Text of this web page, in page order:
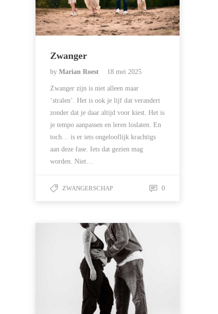
Zwanger
by Marian Roest 18 mei 2025
Zwanger zijn is niet alleen maar
‘stralen’. Het is ook je lijf dat verandert
zonder dat je daar altijd voor kiest. Het is
je tempo aanpassen en leren loslaten. En
toch… is er iets ongelooflijk krachtigs
aan deze fase. Iets dat gezien mag
worden. Niet…
ZWANGERSCHAP 0